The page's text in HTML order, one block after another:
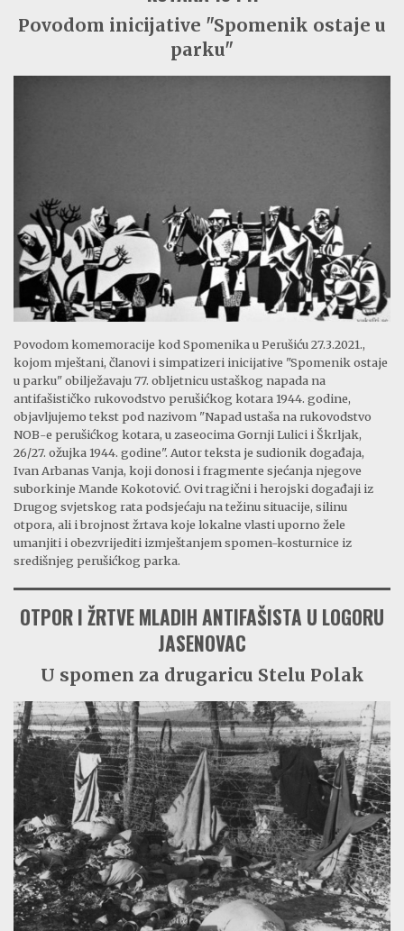
Povodom inicijative "Spomenik ostaje u
parku"
Povodom komemoracije kod Spomenika u Perušiću 27.3.2021.,
kojom mještani, članovi i simpatizeri inicijative "Spomenik ostaje
u parku" obilježavaju 77. obljetnicu ustaškog napada na
antifašističko rukovodstvo perušićkog kotara 1944. godine,
objavljujemo tekst pod nazivom "Napad ustaša na rukovodstvo
NOB-e perušićkog kotara, u zaseocima Gornji Lulici i Škrljak,
26/27. ožujka 1944. godine". Autor teksta je sudionik događaja,
Ivan Arbanas Vanja, koji donosi i fragmente sjećanja njegove
suborkinje Mande Kokotović. Ovi tragični i herojski događaji iz
Drugog svjetskog rata podsjećaju na težinu situacije, silinu
otpora, ali i brojnost žrtava koje lokalne vlasti uporno žele
umanjiti i obezvrijediti izmještanjem spomen-kosturnice iz
središnjeg perušićkog parka.
OTPOR I ŽRTVE MLADIH ANTIFAŠISTA U LOGORU
JASENOVAC
U spomen za drugaricu Stelu Polak